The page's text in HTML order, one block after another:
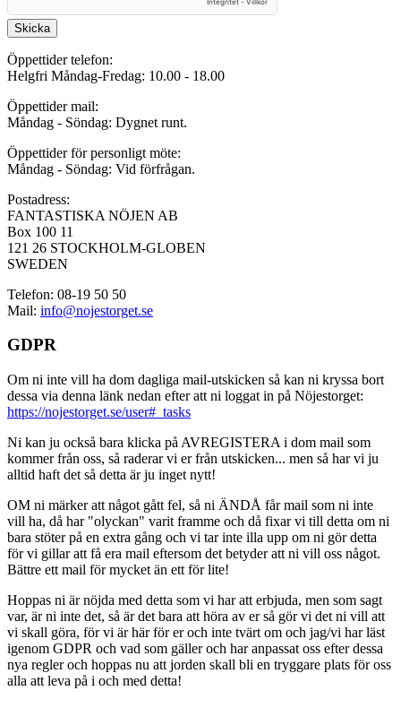
Skicka
Öppettider telefon:
Helgfri Måndag-Fredag: 10.00 - 18.00
Öppettider mail:
Måndag - Söndag: Dygnet runt.
Öppettider för personligt möte:
Måndag - Söndag: Vid förfrågan.
Postadress:
FANTASTISKA NÖJEN AB
Box 100 11
121 26 STOCKHOLM-GLOBEN
SWEDEN
Telefon: 08-19 50 50
Mail: info@nojestorget.se
GDPR
Om ni inte vill ha dom dagliga mail-utskicken så kan ni kryssa bort
dessa via denna länk nedan efter att ni loggat in på Nöjestorget:
https://nojestorget.se/user#_tasks
Ni kan ju också bara klicka på AVREGISTERA i dom mail som
kommer från oss, så raderar vi er från utskicken... men så har vi ju
alltid haft det så detta är ju inget nytt!
OM ni märker att något gått fel, så ni ÄNDÅ får mail som ni inte
vill ha, då har "olyckan" varit framme och då fixar vi till detta om ni
bara stöter på en extra gång och vi tar inte illa upp om ni gör detta
för vi gillar att få era mail eftersom det betyder att ni vill oss något.
Bättre ett mail för mycket än ett för lite!
Hoppas ni är nöjda med detta som vi har att erbjuda, men som sagt
var, är ni inte det, så är det bara att höra av er så gör vi det ni vill att
vi skall göra, för vi är här för er och inte tvärt om och jag/vi har läst
igenom GDPR och vad som gäller och har anpassat oss efter dessa
nya regler och hoppas nu att jorden skall bli en tryggare plats för oss
alla att leva på i och med detta!